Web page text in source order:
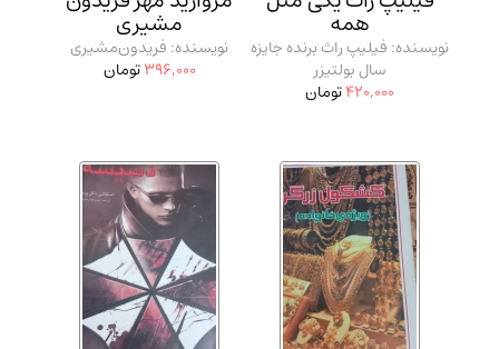
همه
نویسنده: فیلیپ راث برنده جایزه
سال بولتیزر
420,000تومان
مشیری
نویسنده: فریدون‌مشیری
396,000تومان